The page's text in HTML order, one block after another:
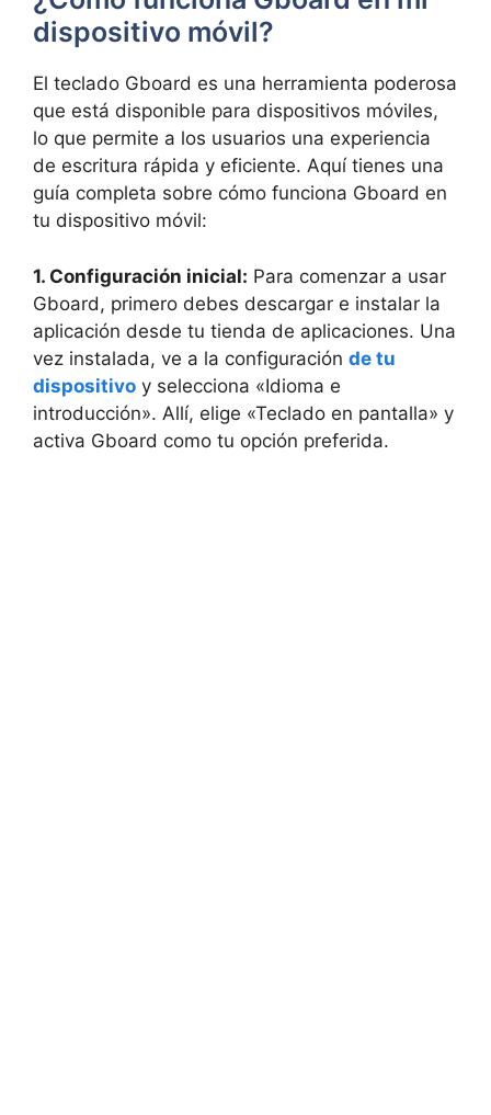
dispositivo móvil?
El teclado ‍Gboard es una⁢ herramienta poderosa
⁣que está disponible para dispositivos móviles, ​
lo que permite ⁢a los usuarios una⁤ experiencia
de escritura rápida ‌y eficiente. Aquí ‍tienes una
‍guía⁢ completa sobre cómo ​funciona Gboard en
tu dispositivo móvil:
1.⁣ Configuración inicial: Para ⁢comenzar a usar
Gboard,​ primero debes‍ descargar e instalar la
aplicación desde tu tienda de aplicaciones. Una⁢
vez instalada, ve​ a ⁤la ⁣configuración de tu
dispositivo y selecciona «Idioma⁣ e
introducción».​ Allí, elige «Teclado en pantalla» ‍y
activa⁤ Gboard ⁢como tu opción preferida.